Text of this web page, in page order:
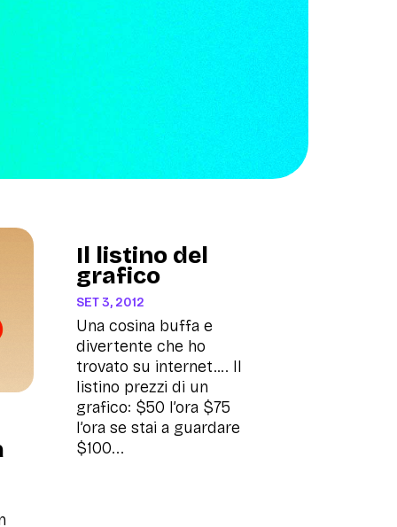
Il listino del
grafico
SET 3, 2012
Una cosina buffa e
divertente che ho
trovato su internet…. Il
listino prezzi di un
grafico: $50 l’ora $75
l’ora se stai a guardare
$100...